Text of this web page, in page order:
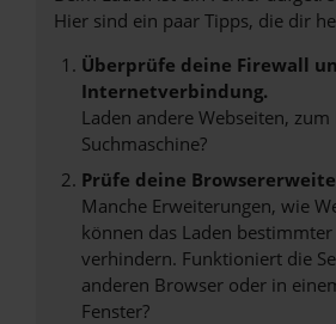
Hier sind ein paar Tipps, die dir
Überprüfe deine Firewall
Internetverbindung.
Laden andere Webseiten,
Suchmaschine?
Prüfe deine
Manche Erweiterungen, wie
können das Laden bestimmter
verhindern. Funktioniert die
anderen Browser oder in
Fenster?